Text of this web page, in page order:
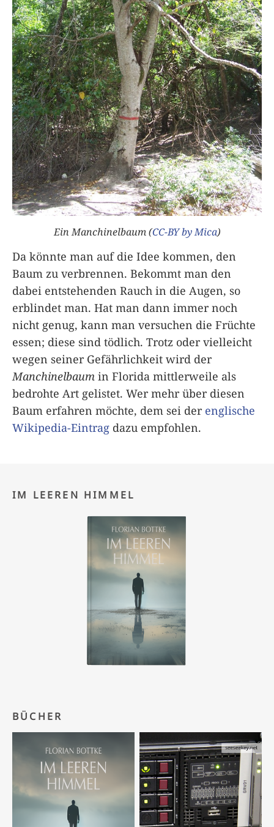
Ein Manchinelbaum (CC-BY by Mica)
Da könnte man auf die Idee kommen, den
Baum zu verbrennen. Bekommt man den
dabei entstehenden Rauch in die Augen, so
erblindet man. Hat man dann immer noch
nicht genug, kann man versuchen die Früchte
essen; diese sind tödlich. Trotz oder vielleicht
wegen seiner Gefährlichkeit wird der
Manchinelbaum in Florida mittlerweile als
bedrohte Art gelistet. Wer mehr über diesen
Baum erfahren möchte, dem sei der englische
Wikipedia-Eintrag dazu empfohlen.
IM LEEREN HIMMEL
BÜCHER